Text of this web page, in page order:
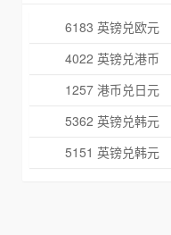
6183 英镑兑欧元
4022 英镑兑港币
1257 港币兑日元
5362 英镑兑韩元
5151 英镑兑韩元